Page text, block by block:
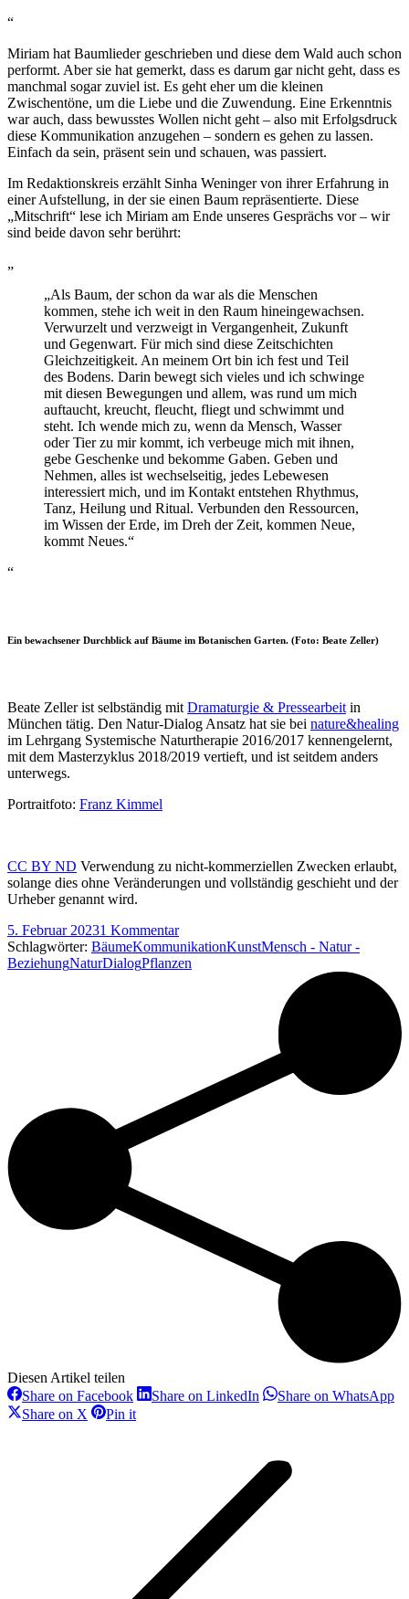
Miriam hat Baumlieder geschrieben und diese dem Wald auch schon
performt. Aber sie hat gemerkt, dass es darum gar nicht geht, dass es
manchmal sogar zuviel ist. Es geht eher um die kleinen
Zwischentöne, um die Liebe und die Zuwendung. Eine Erkenntnis
war auch, dass bewusstes Wollen nicht geht – also mit Erfolgsdruck
diese Kommunikation anzugehen – sondern es gehen zu lassen.
Einfach da sein, präsent sein und schauen, was passiert.
Im Redaktionskreis erzählt Sinha Weninger von ihrer Erfahrung in
einer Aufstellung, in der sie einen Baum repräsentierte. Diese
„Mitschrift“ lese ich Miriam am Ende unseres Gesprächs vor – wir
sind beide davon sehr berührt:
„Als Baum, der schon da war als die Menschen
kommen, stehe ich weit in den Raum hineingewachsen.
Verwurzelt und verzweigt in Vergangenheit, Zukunft
und Gegenwart. Für mich sind diese Zeitschichten
Gleichzeitigkeit. An meinem Ort bin ich fest und Teil
des Bodens. Darin bewegt sich vieles und ich schwinge
mit diesen Bewegungen und allem, was rund um mich
auftaucht, kreucht, fleucht, fliegt und schwimmt und
steht. Ich wende mich zu, wenn da Mensch, Wasser
oder Tier zu mir kommt, ich verbeuge mich mit ihnen,
gebe Geschenke und bekomme Gaben. Geben und
Nehmen, alles ist wechselseitig, jedes Lebewesen
interessiert mich, und im Kontakt entstehen Rhythmus,
Tanz, Heilung und Ritual. Verbunden den Ressourcen,
im Wissen der Erde, im Dreh der Zeit, kommen Neue,
kommt Neues.“
Ein bewachsener Durchblick auf Bäume im Botanischen Garten. (Foto: Beate Zeller)
Beate Zeller ist selbständig mit Dramaturgie & Pressearbeit in
München tätig. Den Natur-Dialog Ansatz hat sie bei nature&healing
im Lehrgang Systemische Naturtherapie 2016/2017 kennengelernt,
mit dem Masterzyklus 2018/2019 vertieft, und ist seitdem anders
unterwegs.
Portraitfoto: Franz Kimmel
CC BY ND Verwendung zu nicht-kommerziellen Zwecken erlaubt,
solange dies ohne Veränderungen und vollständig geschieht und der
Urheber genannt wird.
5. Februar 20231 Kommentar
Schlagwörter: BäumeKommunikationKunstMensch - Natur -
BeziehungNaturDialogPflanzen
Diesen Artikel teilen
Share on FacebookShare
on
Facebook
Share on LinkedIn ShareShare on WhatsApp
Share on X SharePin itShare